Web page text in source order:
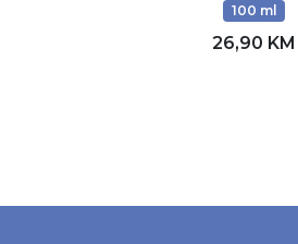
100 ml
26,90 KM